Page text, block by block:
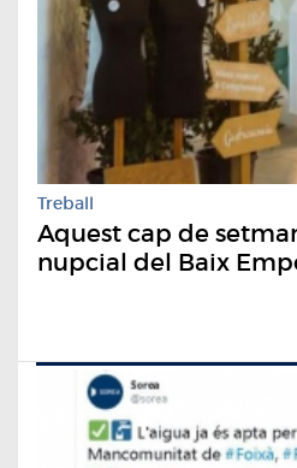
Treball
Aquest cap de
nupcial del Baix